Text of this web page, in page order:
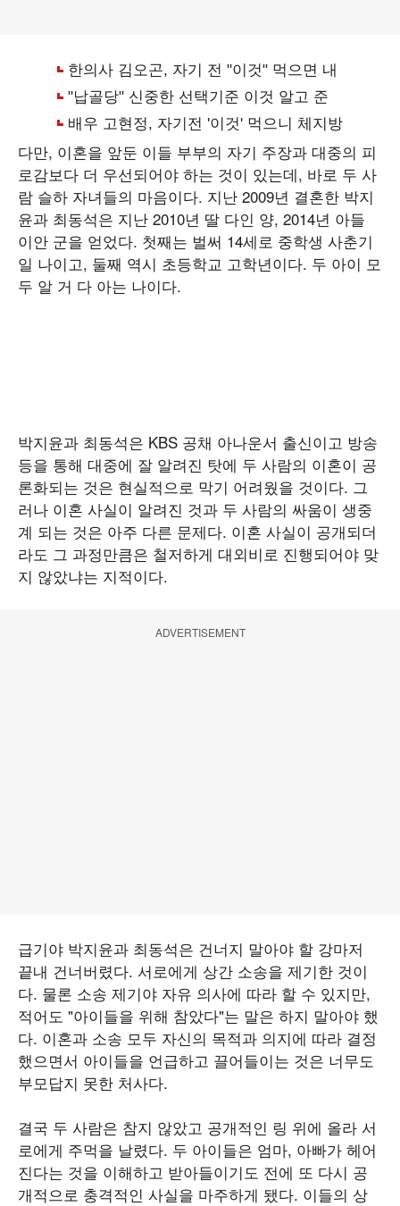
다만, 이혼을 앞둔 이들 부부의 자기 주장과 대중의 피
로감보다 더 우선되어야 하는 것이 있는데, 바로 두 사
람 슬하 자녀들의 마음이다. 지난 2009년 결혼한 박지
윤과 최동석은 지난 2010년 딸 다인 양, 2014년 아들
이안 군을 얻었다. 첫째는 벌써 14세로 중학생 사춘기
일 나이고, 둘째 역시 초등학교 고학년이다. 두 아이 모
두 알 거 다 아는 나이다.
박지윤과 최동석은 KBS 공채 아나운서 출신이고 방송
등을 통해 대중에 잘 알려진 탓에 두 사람의 이혼이 공
론화되는 것은 현실적으로 막기 어려웠을 것이다. 그
러나 이혼 사실이 알려진 것과 두 사람의 싸움이 생중
계 되는 것은 아주 다른 문제다. 이혼 사실이 공개되더
라도 그 과정만큼은 철저하게 대외비로 진행되어야 맞
지 않았냐는 지적이다.
ADVERTISEMENT
급기야 박지윤과 최동석은 건너지 말아야 할 강마저
끝내 건너버렸다. 서로에게 상간 소송을 제기한 것이
다. 물론 소송 제기야 자유 의사에 따라 할 수 있지만,
적어도 "아이들을 위해 참았다"는 말은 하지 말아야 했
다. 이혼과 소송 모두 자신의 목적과 의지에 따라 결정
했으면서 아이들을 언급하고 끌어들이는 것은 너무도
부모답지 못한 처사다.
결국 두 사람은 참지 않았고 공개적인 링 위에 올라 서
로에게 주먹을 날렸다. 두 아이들은 엄마, 아빠가 헤어
진다는 것을 이해하고 받아들이기도 전에 또 다시 공
개적으로 충격적인 사실을 마주하게 됐다. 이들의 상